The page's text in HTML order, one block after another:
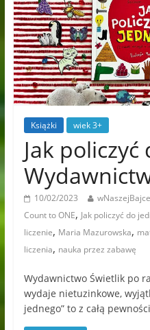
Książki wiek 3+
Jak
10/02/2023 wNaszejBajce
Count to ONE, Jak policzyć do
liczenie, Maria Mazurowska,
liczenia, nauka przez zabawę
Wydawnictwo Świetlik po
wydaje nietuzinkowe,
jednego” to z całą